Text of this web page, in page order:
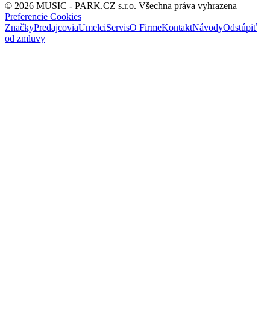
© 2026 MUSIC - PARK.CZ s.r.o. Všechna práva vyhrazena |
Preferencie Cookies
ZnačkyPredajcoviaUmelciServisO FirmeKontaktNávodyOdstúpiť
od zmluvy